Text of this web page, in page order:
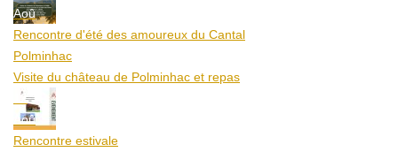
Aoû
Rencontre d'été des amoureux du Cantal
Polminhac
Visite du château de Polminhac et repas
12
Aoû
Rencontre estivale